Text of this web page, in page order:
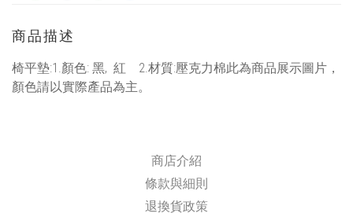
商品描述
椅平墊:1.顏色: 黑, 紅 2.材質:壓克力棉此為商品展示圖片，
顏色請以實際產品為主。
商店介紹
條款與細則
退換貨政策